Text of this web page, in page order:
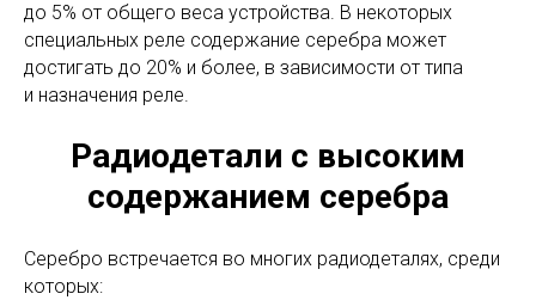
до 5% от общего веса устройства. В некоторых
специальных реле содержание серебра может
достигать до 20% и более, в зависимости от типа
и назначения реле.
Радиодетали с высоким
содержанием серебра
Серебро встречается во многих радиодеталях, среди
которых: